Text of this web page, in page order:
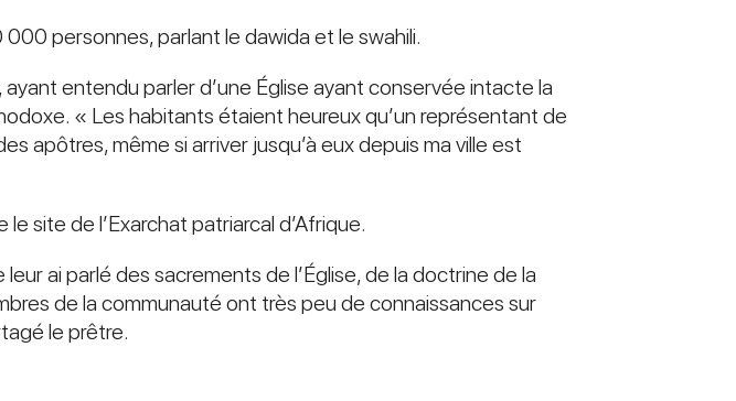
personnes, parlant le dawida et le swahili.
entendu parler d’une Église ayant conservée intacte la
« Les habitants étaient heureux qu’un représentant de
apôtres, même si arriver jusqu’à eux depuis ma ville est
site de l’Exarchat patriarcal d’Afrique.
ai parlé des sacrements de l’Église, de la doctrine de la
de la communauté ont très peu de connaissances sur
le prêtre.